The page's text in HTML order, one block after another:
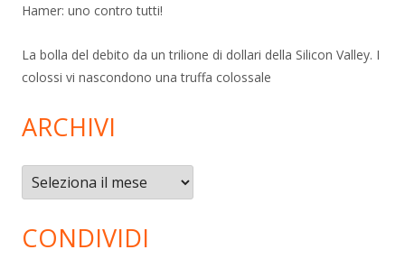
Hamer: uno contro tutti!
La bolla del debito da un trilione di dollari della Silicon Valley. I
colossi vi nascondono una truffa colossale
ARCHIVI
Archivi
CONDIVIDI